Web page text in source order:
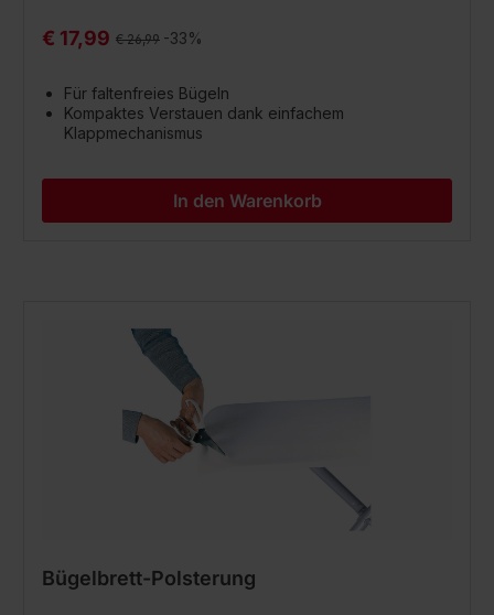
€ 17,99 Regulärer Preis:
€ 26,99 -33%
Für faltenfreies Bügeln
Kompaktes Verstauen dank einfachem
Klappmechanismus
In den Warenkorb
Bügelbrett-Polsterung